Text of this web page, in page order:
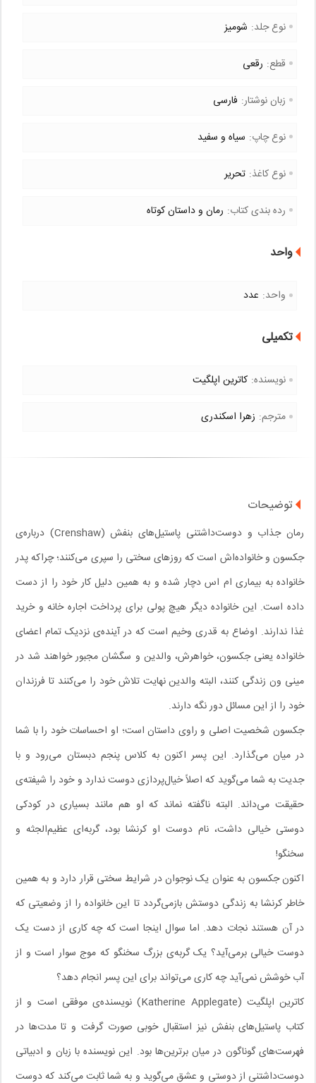
نوع جلد: شومیز
قطع: رقعی
زبان نوشتار: فارسی
نوع چاپ: سیاه و سفید
نوع کاغذ: تحریر
رده بندی کتاب: رمان و داستان کوتاه
واحد
واحد: عدد
تکمیلی
نویسنده: کاترین اپلگیت
مترجم: زهرا اسکندری
توضیحات
رمان جذاب و دوست‌داشتنی پاستیل‌های بنفش (Crenshaw) درباره‌ی
جکسون و خانواده‌اش است که روزهای سختی را سپری می‌کنند؛ چراکه پدر
خانواده به بیماری ام اس دچار شده و به همین دلیل کار خود را از دست
داده است. این خانواده دیگر هیچ پولی برای پرداخت اجاره خانه و خرید
غذا ندارند. اوضاع به قدری وخیم است که در آینده‌ی نزدیک تمام اعضای
خانواده یعنی جکسون، خواهرش، والدین و سگشان مجبور خواهند شد در
مینی ون زندگی کنند، البته والدین نهایت تلاش خود را می‌کنند تا فرزندان
خود را از این مسائل دور نگه دارند.
جکسون شخصیت اصلی و راوی داستان است؛ او احساسات خود را با شما
در میان می‌گذارد. این پسر اکنون به کلاس پنجم دبستان می‌رود و با
جدیت به شما می‌گوید که اصلاً خیال‌پردازی دوست ندارد و خود را شیفته‌ی
حقیقت می‌داند. البته ناگفته نماند که او هم مانند بسیاری در کودکی
دوستی خیالی داشت، نام دوست او کرنشا بود، گربه‌ای عظیم‌الجثه و
سخنگو!
اکنون جکسون به عنوان یک نوجوان در شرایط سختی قرار دارد و به همین
خاطر کرنشا به زندگی دوستش بازمی‌گردد تا این خانواده را از وضعیتی که
در آن هستند نجات دهد. اما سوال اینجا است که چه کاری از دست یک
دوست خیالی برمی‌آید؟ یک گربه‌ی بزرگ سخنگو که موج سوار است و از
آب خوشش نمی‌آید چه کاری می‌تواند برای این پسر انجام دهد؟
کاترین اپلگیت (Katherine Applegate) نویسنده‌ی موفقی است و از
کتاب پاستیل‌های بنفش نیز استقبال خوبی صورت گرفت و تا مدت‌ها در
فهرست‌های گوناگون در میان برترین‌ها بود. این نویسنده با زبان و ادبیاتی
دوست‌داشتنی از دوستی و عشق می‌گوید و به شما ثابت می‌کند که دوست